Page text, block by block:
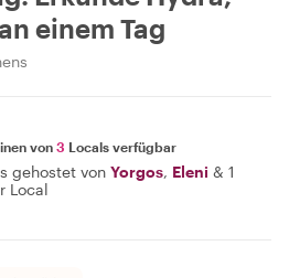
einem Tag
von 3 Locals verfügbar
gehostet von Yorgos, Eleni & 1
Local